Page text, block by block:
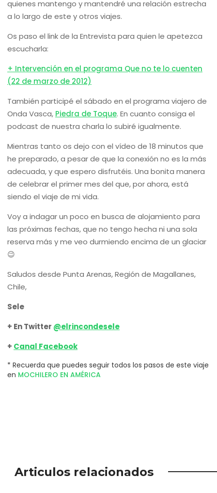
quienes mantengo y mantendré una relación estrecha
a lo largo de este y otros viajes.
Os paso el link de la Entrevista para quien le apetezca
escucharla:
+ Intervención en el programa Que no te lo cuenten
(22 de marzo de 2012)
También participé el sábado en el programa viajero de
Onda Vasca, Piedra de Toque. En cuanto consiga el
podcast de nuestra charla lo subiré igualmente.
Mientras tanto os dejo con el vídeo de 18 minutos que
he preparado, a pesar de que la conexión no es la más
adecuada, y que espero disfrutéis. Una bonita manera
de celebrar el primer mes del que, por ahora, está
siendo el viaje de mi vida.
Voy a indagar un poco en busca de alojamiento para
las próximas fechas, que no tengo hecha ni una sola
reserva más y me veo durmiendo encima de un glaciar
😉
Saludos desde Punta Arenas, Región de Magallanes,
Chile,
Sele
+ En Twitter @elrincondesele
+ Canal Facebook
* Recuerda que puedes seguir todos los pasos de este viaje
en MOCHILERO EN AMÉRICA
Articulos relacionados